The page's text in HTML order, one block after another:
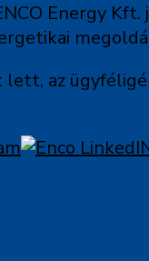
Energy
lett, az